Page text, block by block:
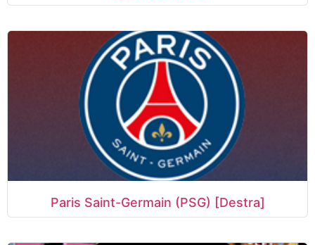
Paris Saint-Germain (PSG) [Destra]